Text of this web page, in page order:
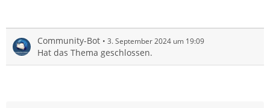
Community-Bot 3. September 2024 um 19:09
Hat das Thema geschlossen.